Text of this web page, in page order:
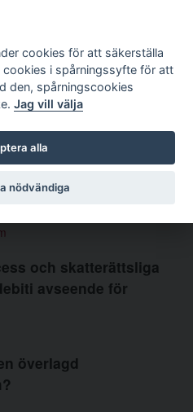
tidskrift
Sök
1-2
och skatterättsliga
avseende för
överlagd
cookies för att säkerställa
i spårningssyfte för att
den, spårningscookies
Jag vill välja
alla
nödvändiga